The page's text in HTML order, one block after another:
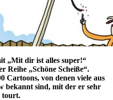
„Mit dir ist alles super!“
Reihe „Schöne Scheiße“.
Cartoons, von denen viele aus
bekannt sind, mit der er sehr
tourt.